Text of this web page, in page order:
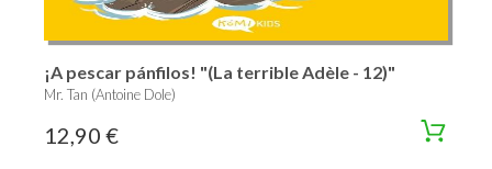
¡A pescar pánfilos! "(La terrible Adèle - 12)"
Mr. Tan (Antoine Dole)
12,90 €